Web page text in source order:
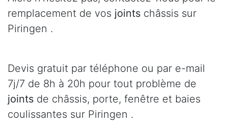
remplacement de vos joints châssis sur
Piringen .
Devis gratuit par téléphone ou par e-mail
7j/7 de 8h à 20h pour tout problème de
joints de châssis, porte, fenêtre et baies
coulissantes sur Piringen .